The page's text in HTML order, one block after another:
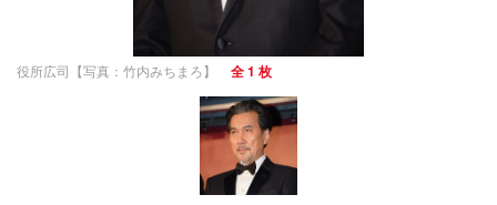
役所広司【写真：竹内みちまろ】 全 1 枚